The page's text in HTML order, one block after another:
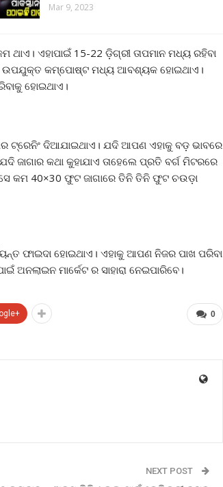
Mar 9, 2023
ଏହାପାଇଁ 15-22 ଡ଼ିଗ୍ରୀ ତାପମାନ ମଧ୍ୟ ରହିବା
ଉପଯୁକ୍ତ କମ୍ପୋଷ୍ଟ ମଧ୍ୟ ଆବଶ୍ୟକ ହୋଇଥାଏ।
ହୋଇଥାଏ।
ଦିଆଯାଇଥାଏ। ଯଦି ଆପଣ ଏହାକୁ ବଡ଼ ଭାବରେ
ଜାଗାର କଥା କୁହାଯାଏ ତାହେଲେ ପ୍ରତି ବର୍ଗ ମିଟରରେ
କମ 40×30 ଫୁଟ ଜାଗାରେ ତିନି ତିନି ଫୁଟ ଚଉଡ଼ା
ଫାଇଦା ହୋଇଥାଏ। ଏହାକୁ ଆପଣ ନିଜର ପାଖ ପରିବା
ମାର୍କେଟ ର ସାହାରା ନେଇପାରିବେ।
0
NEXT POST